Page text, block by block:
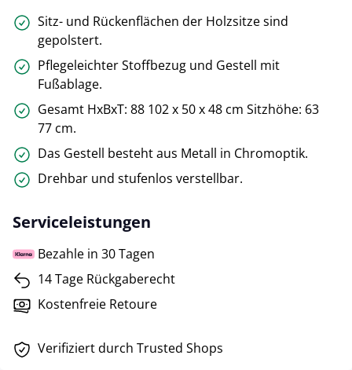
Sitz- und Rückenflächen der Holzsitze sind
gepolstert.
Pflegeleichter Stoffbezug und Gestell mit
Fußablage.
Gesamt HxBxT: 88 102 x 50 x 48 cm Sitzhöhe: 63
77 cm.
Das Gestell besteht aus Metall in Chromoptik.
Drehbar und stufenlos verstellbar.
Serviceleistungen
Bezahle in 30 Tagen
14 Tage Rückgaberecht
Kostenfreie Retoure
Verifiziert durch Trusted Shops